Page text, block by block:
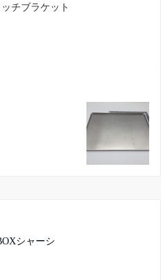
チブラケット
シャーシ